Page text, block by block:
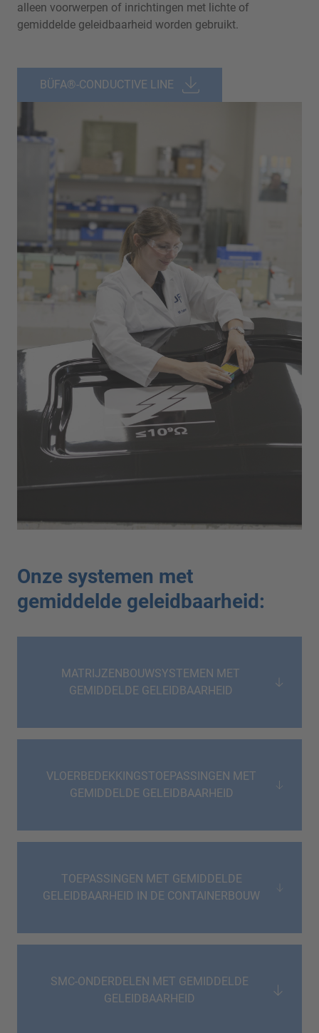
alleen voorwerpen of inrichtingen met lichte of
gemiddelde geleidbaarheid worden gebruikt.
BÜFA®-CONDUCTIVE LINE
Onze systemen met
gemiddelde geleidbaarheid:
MATRIJZENBOUWSYSTEMEN MET
GEMIDDELDE GELEIDBAARHEID
VLOERBEDEKKINGSTOEPASSINGEN MET
GEMIDDELDE GELEIDBAARHEID
TOEPASSINGEN MET GEMIDDELDE
GELEIDBAARHEID IN DE CONTAINERBOUW
SMC-ONDERDELEN MET GEMIDDELDE
GELEIDBAARHEID